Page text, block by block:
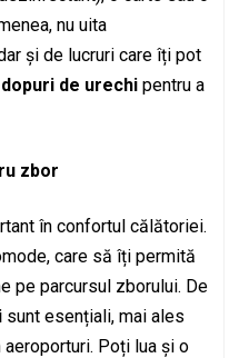
nu uita
și de lucruri care îți pot
de urechi pentru a
zbor
în confortul călătoriei.
care să îți permită
pe parcursul zborului. De
sunt esențiali, mai ales
Poți lua și o